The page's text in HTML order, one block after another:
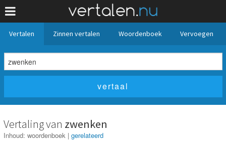
Vertalen Zinnen vertalen Woordenboek Vervoegen
Vertaling van zwenken
Inhoud: woordenboek | gerelateerd